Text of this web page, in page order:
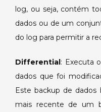
log, ou seja, contém
dados ou de um
do log para permitir a
Differential: Executa
dados que foi
Este backup de dados
mais recente de um